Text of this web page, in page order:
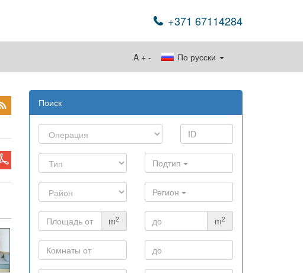
+371 67114284
По русски
A + -
Поиск
Подтип
Регион
m2 m2